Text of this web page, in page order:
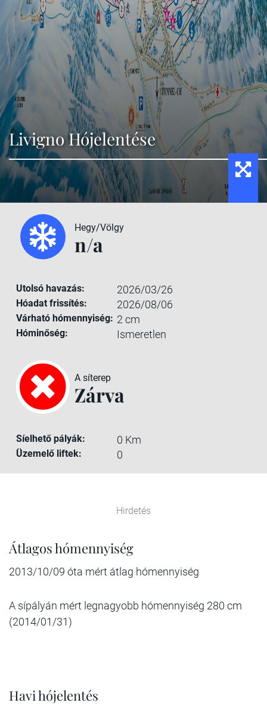
Livigno Hójelentése
Hegy/Völgy
n/a
Utolsó havazás: 2026/03/26
Hóadat frissítés: 2026/08/06
Várható hómennyiség: 2 cm
Hóminőség: Ismeretlen
A síterep
Zárva
Síelhető pályák: 0 Km
Üzemelő liftek: 0
Hirdetés
Átlagos hómennyiség
2013/10/09 óta mért átlag hómennyiség
A sípályán mért legnagyobb hómennyiség 280 cm
(2014/01/31)
Havi hójelentés